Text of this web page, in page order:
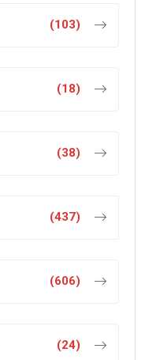
(103)
(18)
(38)
(437)
(606)
(24)